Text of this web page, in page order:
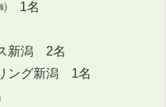
1名
新潟 2名
ング新潟 1名